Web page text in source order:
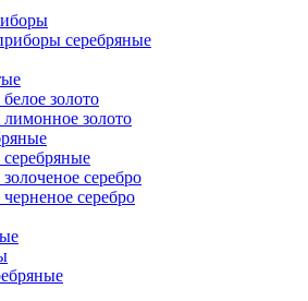
серебряные
золото
золото
серебро
серебро